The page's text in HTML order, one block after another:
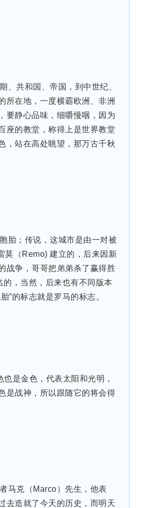
、共和国、帝国，到中世纪、
所在地，一度横霸欧洲、非洲
要静心品味，细嚼慢咽，因为
座的教堂，称得上是世界教堂
，站在高处眺望，那万古千秋
胎；传说，这城市是由一对被
莫（Remo) 建立的，后来因新
战争，哥哥把弟弟杀了赢得胜
的，当然，后来也有不同版本
”的标志就是罗马的标志。
是金色，代表太阳和光明，
是战神，所以跟随它的将会得
马克（Marco）先生，他表
去造就了今天的历史，而明天